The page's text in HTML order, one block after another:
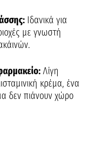
Ιδανικά για
με γνωστή
Λίγη
κρέμα, ένα
δεν πιάνουν χώρο